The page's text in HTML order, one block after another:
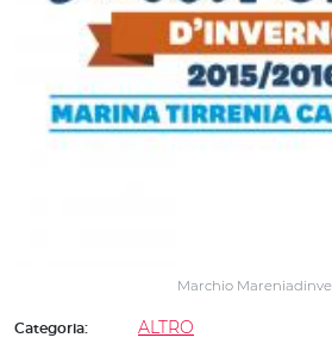
Marchio
Categoria: ALTRO